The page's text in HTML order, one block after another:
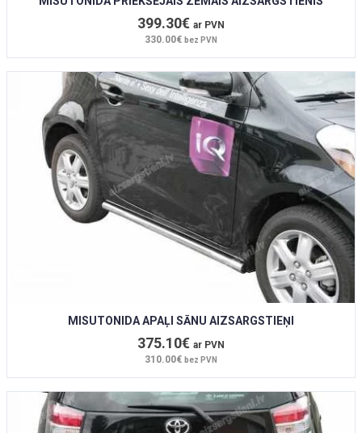
399.30€ ar PVN
330.00€ bez PVN
MISUTONIDA APAĻI SĀNU AIZSARGSTIEŅI
375.10€ ar PVN
310.00€ bez PVN